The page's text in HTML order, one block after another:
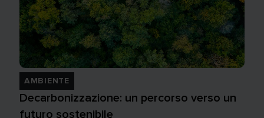
AMBIENTE
Decarbonizzazione: un percorso verso un
futuro sostenibile